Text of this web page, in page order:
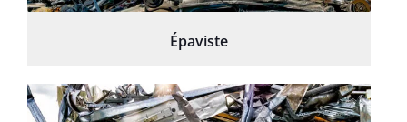
Épaviste